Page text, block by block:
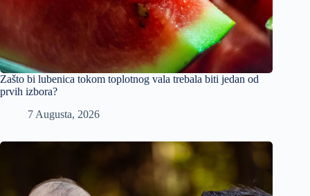
Zašto bi lubenica tokom toplotnog vala trebala biti jedan od
prvih izbora?
7 Augusta, 2026